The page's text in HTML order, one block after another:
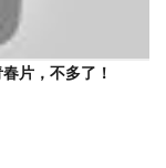
片，不多了！